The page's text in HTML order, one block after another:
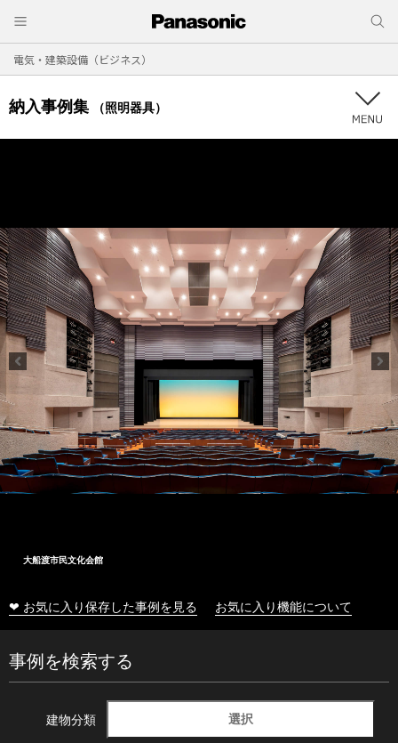
電気・建築設備（ビジネス）
納入事例集 （照明器具）
大船渡市民文化会館
❤ お気に入り保存した事例を見る お気に入り機能について
事例を検索する
建物分類 選択